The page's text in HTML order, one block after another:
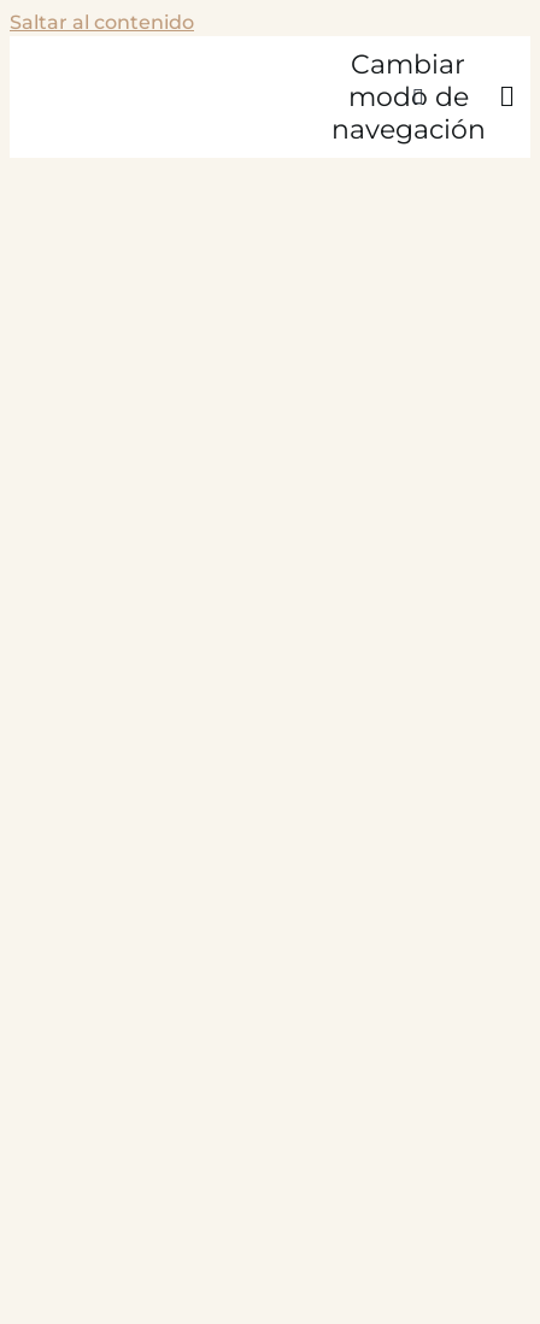
Saltar al contenido
Cambiar
modo de
navegación